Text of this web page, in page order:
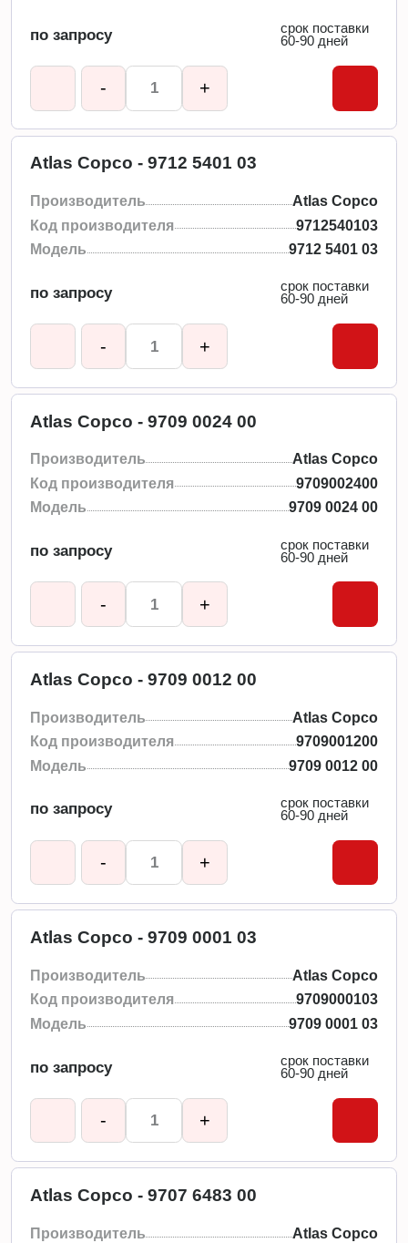
по запросу
срок поставки
60-90 дней
- +
Atlas Copco - 9712 5401 03
Производитель
Atlas Copco
Код производителя
9712540103
Модель
9712 5401 03
по запросу
срок поставки
60-90 дней
- +
Atlas Copco - 9709 0024 00
Производитель
Atlas Copco
Код производителя
9709002400
Модель
9709 0024 00
по запросу
срок поставки
60-90 дней
- +
Atlas Copco - 9709 0012 00
Производитель
Atlas Copco
Код производителя
9709001200
Модель
9709 0012 00
по запросу
срок поставки
60-90 дней
- +
Atlas Copco - 9709 0001 03
Производитель
Atlas Copco
Код производителя
9709000103
Модель
9709 0001 03
по запросу
срок поставки
60-90 дней
- +
Atlas Copco - 9707 6483 00
Производитель Atlas Copco